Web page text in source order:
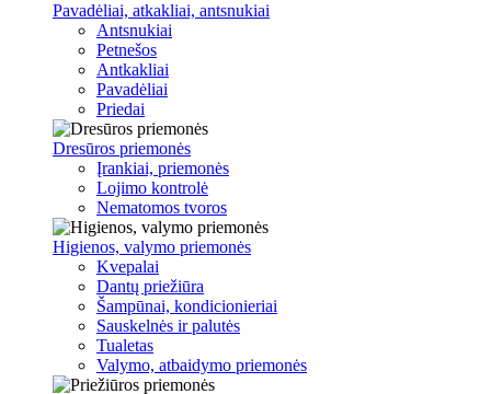
Pavadėliai, atkakliai, antsnukiai
Antsnukiai
Petnešos
Antkakliai
Pavadėliai
Priedai
Dresūros priemonės
Įrankiai, priemonės
Lojimo kontrolė
Nematomos tvoros
Higienos, valymo priemonės
Kvepalai
Dantų priežiūra
Šampūnai, kondicionieriai
Sauskelnės ir palutės
Tualetas
Valymo, atbaidymo priemonės